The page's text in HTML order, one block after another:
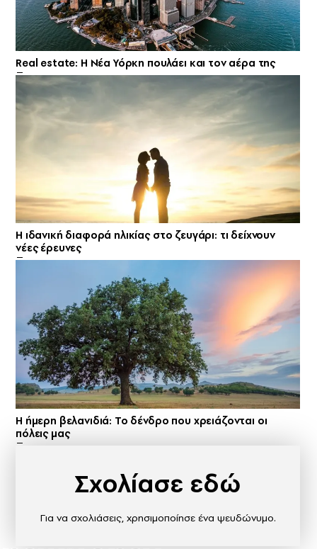
Real estate: H Νέα Υόρκη πουλάει και τον αέρα της
Η ιδανική διαφορά ηλικίας στο ζευγάρι: τι δείχνουν
νέες έρευνες
Η ήμερη βελανιδιά: Το δένδρο που χρειάζονται οι
πόλεις μας
Σχολίασε εδώ
Για να σχολιάσεις, χρησιμοποίησε ένα ψευδώνυμο.